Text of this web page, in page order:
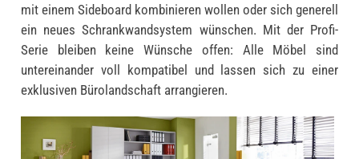
mit einem Sideboard kombinieren wollen oder sich generell
ein neues Schrankwandsystem wünschen. Mit der Profi-
Serie bleiben keine Wünsche offen: Alle Möbel sind
untereinander voll kompatibel und lassen sich zu einer
exklusiven Bürolandschaft arrangieren.